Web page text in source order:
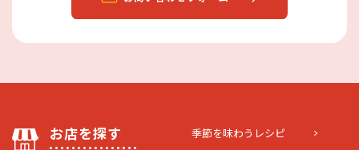
お店を探す
季節を味わうレシピ